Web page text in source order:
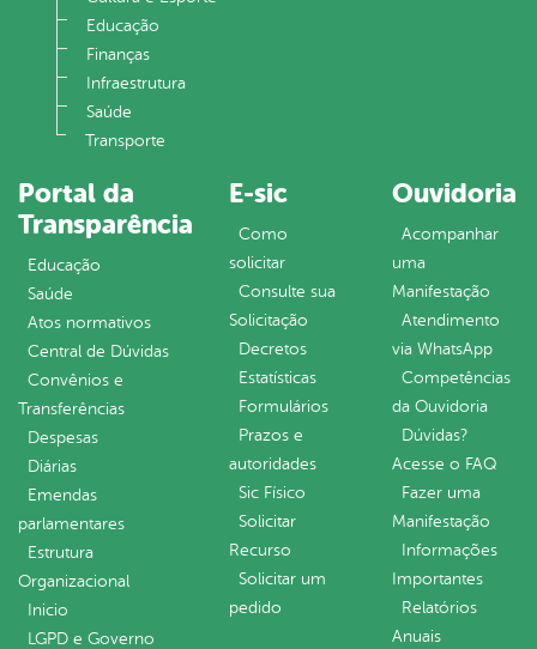
Educação
Finanças
Infraestrutura
Saúde
Transporte
Portal da
Transparência
Educação
Saúde
Atos normativos
Central de Dúvidas
Convênios e
Transferências
Despesas
Diárias
Emendas
parlamentares
Estrutura
Organizacional
Inicio
LGPD e Governo
E-sic
Como
solicitar
Consulte sua
Solicitação
Decretos
Estatísticas
Formulários
Prazos e
autoridades
Sic Físico
Solicitar
Recurso
Solicitar um
pedido
Ouvidoria
Acompanhar
uma
Manifestação
Atendimento
via WhatsApp
Competências
da Ouvidoria
Dúvidas?
Acesse o FAQ
Fazer uma
Manifestação
Informações
Importantes
Relatórios
Anuais